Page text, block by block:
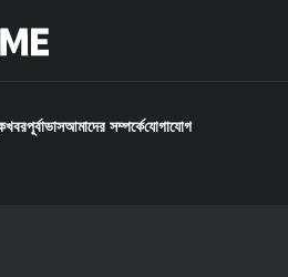
খবরপূর্বাভাসআমাদের সম্পর্কেযোগাযোগ